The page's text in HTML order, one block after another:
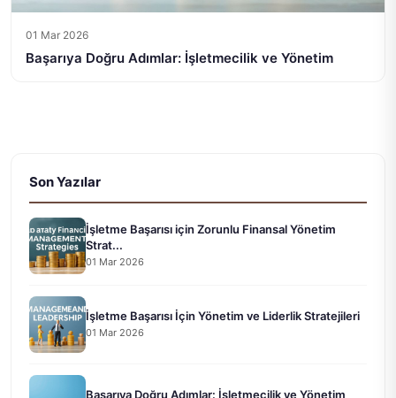
01 Mar 2026
Başarıya Doğru Adımlar: İşletmecilik ve Yönetim
Son Yazılar
İşletme Başarısı için Zorunlu Finansal Yönetim
Strat...
01 Mar 2026
İşletme Başarısı İçin Yönetim ve Liderlik Stratejileri
01 Mar 2026
Başarıya Doğru Adımlar: İşletmecilik ve Yönetim